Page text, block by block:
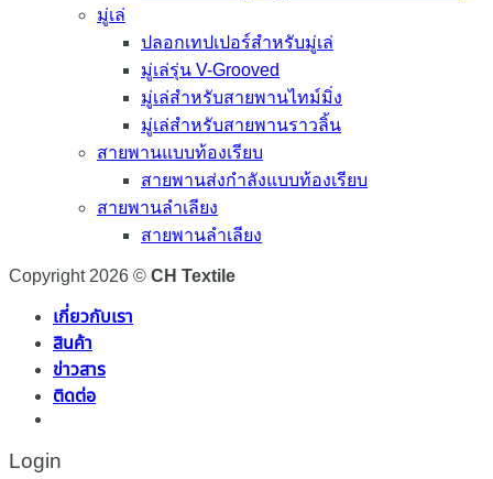
มู่เล่
ปลอกเทปเปอร์สำหรับมู่เล่
มู่เล่รุ่น V-Grooved
มู่เล่สำหรับสายพานไทม์มิ่ง
มู่เล่สำหรับสายพานราวลิ้น
สายพานแบบท้องเรียบ
สายพานส่งกำลังแบบท้องเรียบ
สายพานลำเลียง
สายพานลำเลียง
Copyright 2026 © CH Textile
เกี่ยวกับเรา
สินค้า
ข่าวสาร
ติดต่อ
Login